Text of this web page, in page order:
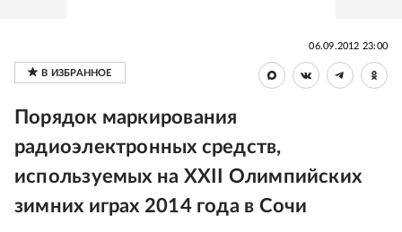
06.09.2012 23:00
Порядок маркирования
радиоэлектронных средств,
используемых на XXII Олимпийских
зимних играх 2014 года в Сочи